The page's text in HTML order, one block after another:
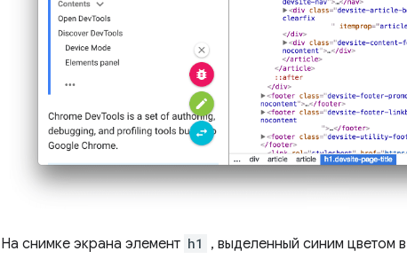
На снимке экрана элемент h1 , выделенный синим цветом в